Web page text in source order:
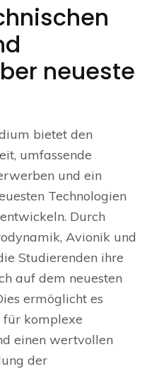
neueste
bietet den
umfassende
und ein
Technologien
Durch
Avionik und
Studierenden ihre
auf dem neuesten
ermöglicht es
für komplexe
einen wertvollen
der